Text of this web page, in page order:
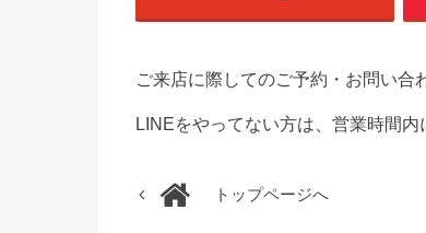
ご来店に際してのご予約・お問い合
LINEをやってない方は、営業時間
トップページへ